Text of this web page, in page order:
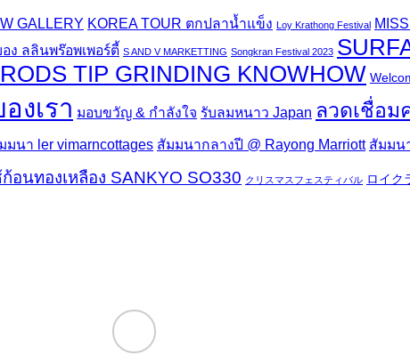
GALLERY KOREA TOUR ตกปลาน้ำแข็ง Loy Krathong Festival
ง ลลินพร๊อพเพอร์ตี้ S AND V MARKETTING Songkran Festival 2023
TIP GRINDING KNOWHOW
งเรา มอบขวัญ & กำลังใจ รับลมหนาว Japan ลวดเชื่อ
มนา ler vimarncottages สัมมนากลางปี @ Rayong Marriott สัมมน
อนทองเหลือง SANKYO SO330 クリスマスフェスティバル ロイク